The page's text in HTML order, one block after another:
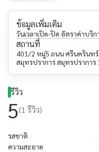
ข้อมูลเพิ่มเติม
วันเวลาเปิด-ปิด อัตราค่าบริ
สถานที่
401/2 หมู่5 ถนน ศรีนครินทร์
สมุทรปราการ สมุทรปราการ
รีวิว
5(1 รีวิว)
รสชาติ
ความสะอาด